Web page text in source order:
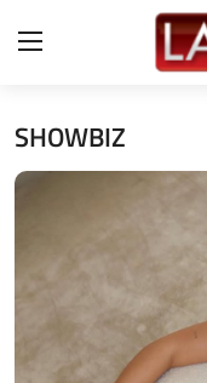
Shtëpi
LAJME MAQEDONI
SHQIPERI
KOSOVA
LAJME NGA BOTA
SHOWBIZ